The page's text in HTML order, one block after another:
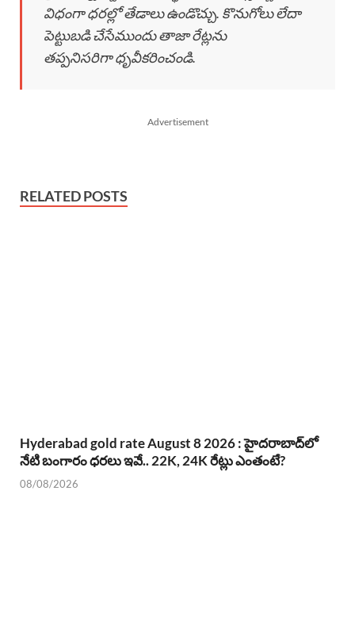
విధంగా ధరల్లో తేడాలు ఉండొచ్చు. కొనుగోలు లేదా
పెట్టుబడి చేసేముందు తాజా రేట్లను
తప్పనిసరిగా ధృవీకరించండి.
Advertisement
RELATED POSTS
Hyderabad gold rate August 8 2026 : హైదరాబాద్‌లో
నేటి బంగారం ధరలు ఇవే.. 22K, 24K రేట్లు ఎంతంటే?
08/08/2026